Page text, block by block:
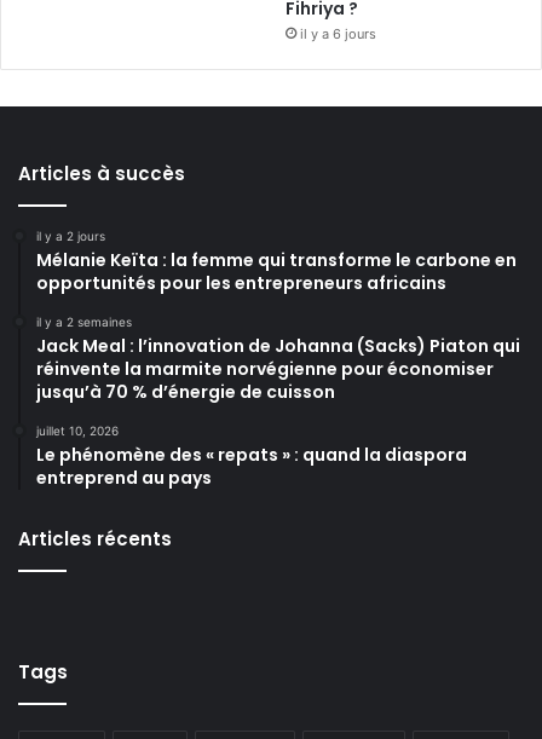
Fihriya ?
il y a 6 jours
Articles à succès
il y a 2 jours
Mélanie Keïta : la femme qui transforme le carbone en
opportunités pour les entrepreneurs africains
il y a 2 semaines
Jack Meal : l’innovation de Johanna (Sacks) Piaton qui
réinvente la marmite norvégienne pour économiser
jusqu’à 70 % d’énergie de cuisson
juillet 10, 2026
Le phénomène des « repats » : quand la diaspora
entreprend au pays
Articles récents
Tags